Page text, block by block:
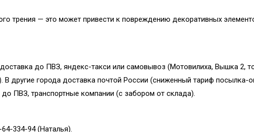
трения — это может привести к повреждению декоративных
до ПВЗ, яндекс-такси или самовывоз (Мотовилиха, Вышка 2,
другие города доставка почтой России (сниженный тариф посылка-
ПВЗ, транспортные компании (с забором от склада).
334-94 (Наталья).